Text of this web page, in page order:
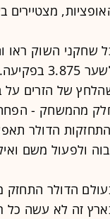
שחקני השוק ראו
לשער
של הזרים על
מהמשחק -
הדולר
ולפעול משם
זה לא עשה כל